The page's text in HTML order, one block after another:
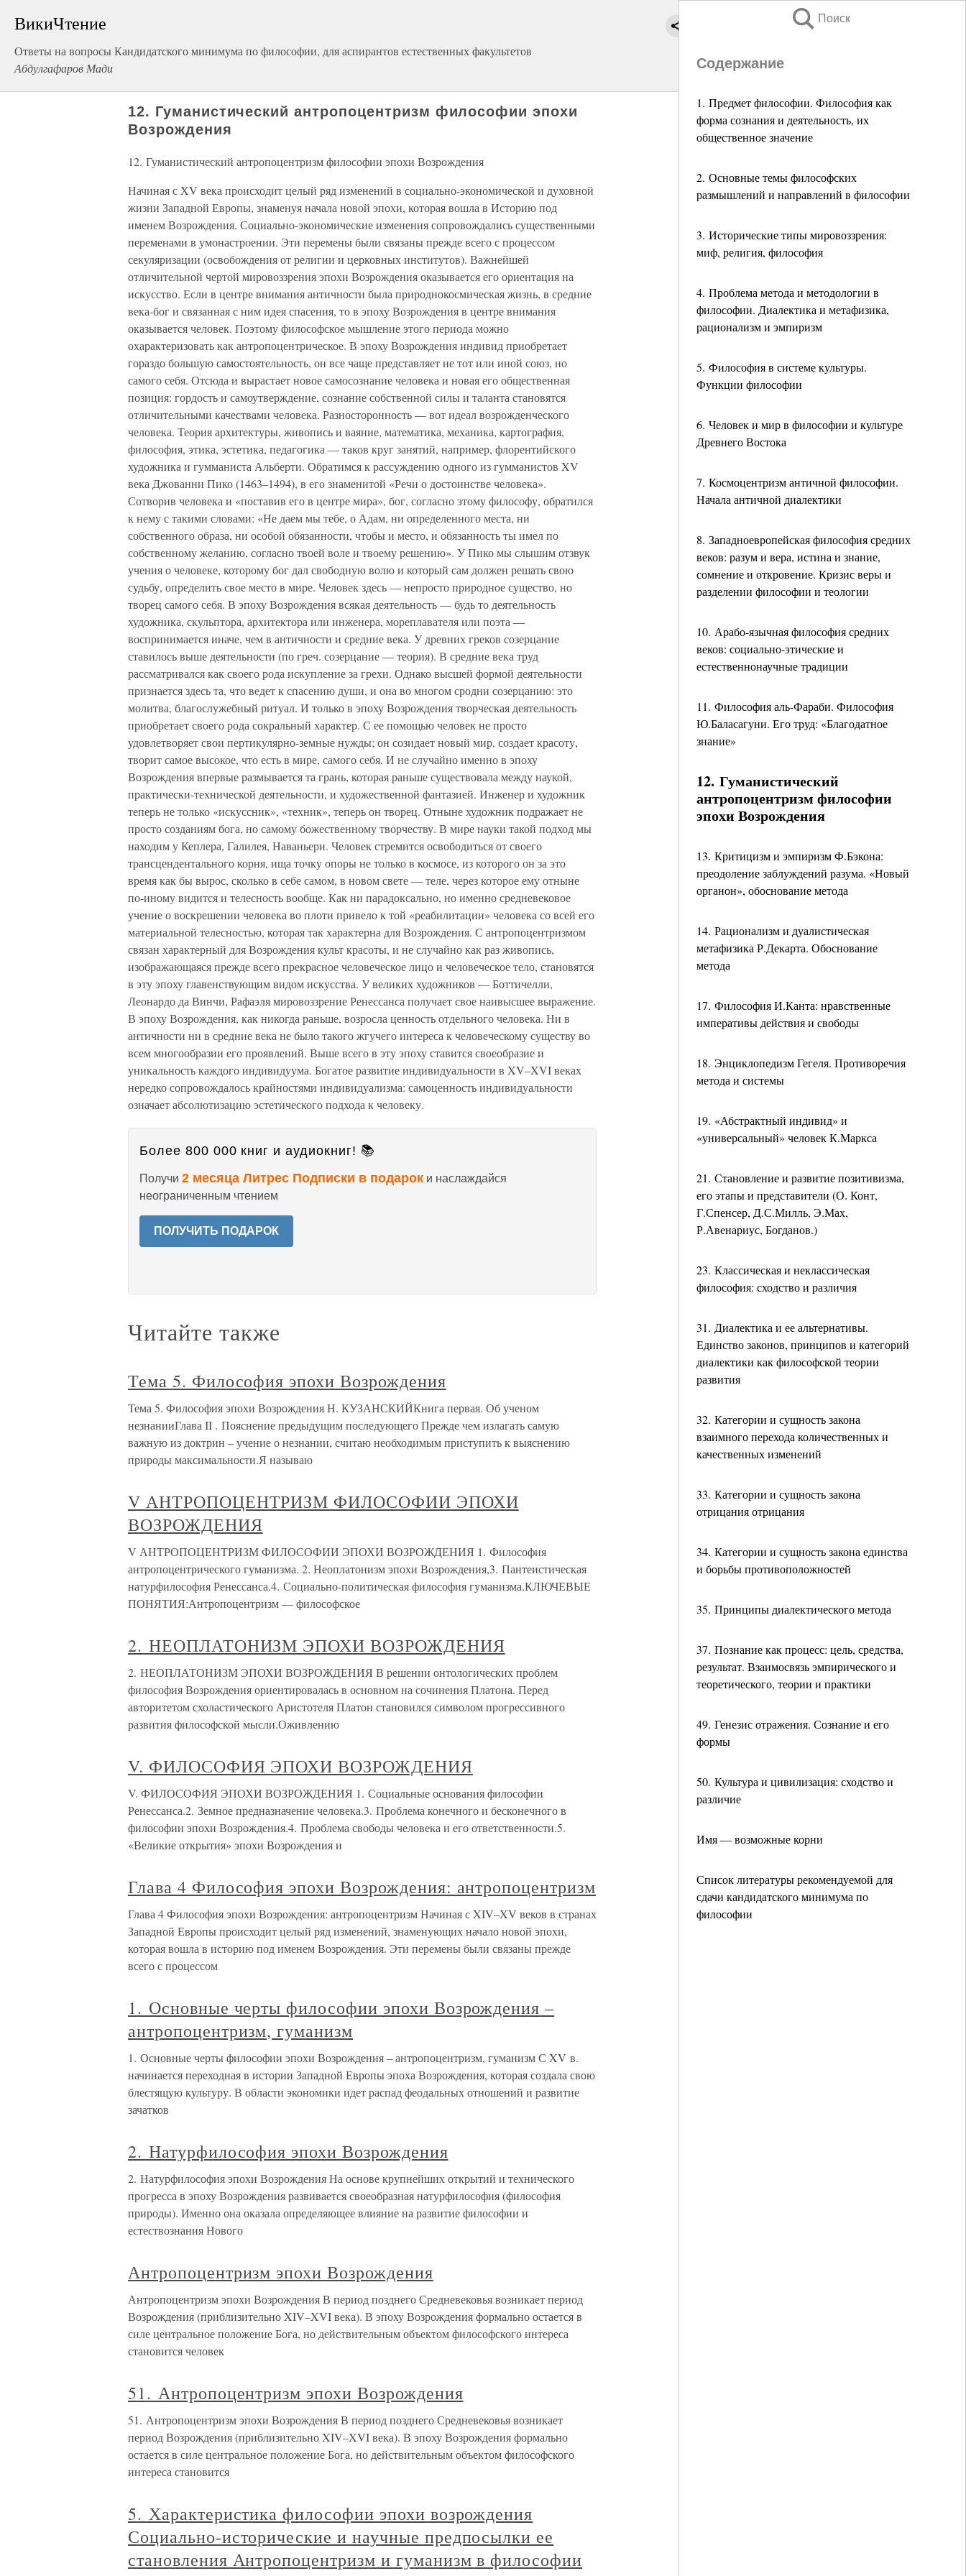
ВикиЧтение
Ответы на вопросы Кандидатского минимума по философии, для аспирантов естественных факультетов
Абдулгафаров Мади
Поиск
Содержание
1. Предмет философии. Философия как
форма сознания и деятельность, их
общественное значение
2. Основные темы философских
размышлений и направлений в философии
3. Исторические типы мировоззрения:
миф, религия, философия
4. Проблема метода и методологии в
философии. Диалектика и метафизика,
рационализм и эмпиризм
5. Философия в системе культуры.
Функции философии
6. Человек и мир в философии и культуре
Древнего Востока
7. Космоцентризм античной философии.
Начала античной диалектики
8. Западноевропейская философия средних
веков: разум и вера, истина и знание,
сомнение и откровение. Кризис веры и
разделении философии и теологии
10. Арабо-язычная философия средних
веков: социально-этические и
естественнонаучные традиции
11. Философия аль-Фараби. Философия
Ю.Баласагуни. Его труд: «Благодатное
знание»
12. Гуманистический
антропоцентризм философии
эпохи Возрождения
13. Критицизм и эмпиризм Ф.Бэкона:
преодоление заблуждений разума. «Новый
органон», обоснование метода
14. Рационализм и дуалистическая
метафизика Р.Декарта. Обоснование
метода
17. Философия И.Канта: нравственные
императивы действия и свободы
18. Энциклопедизм Гегеля. Противоречия
метода и системы
19. «Абстрактный индивид» и
«универсальный» человек К.Маркса
21. Становление и развитие позитивизма,
его этапы и представители (О. Конт,
Г.Спенсер, Д.С.Милль, Э.Мах,
Р.Авенариус, Богданов.)
23. Классическая и неклассическая
философия: сходство и различия
31. Диалектика и ее альтернативы.
Единство законов, принципов и категорий
диалектики как философской теории
развития
32. Категории и сущность закона
взаимного перехода количественных и
качественных изменений
33. Категории и сущность закона
отрицания отрицания
34. Категории и сущность закона единства
и борьбы противоположностей
35. Принципы диалектического метода
37. Познание как процесс: цель, средства,
результат. Взаимосвязь эмпирического и
теоретического, теории и практики
49. Генезис отражения. Сознание и его
формы
50. Культура и цивилизация: сходство и
различие
Имя — возможные корни
Список литературы рекомендуемой для
сдачи кандидатского минимума по
философии
12. Гуманистический антропоцентризм философии эпохи
Возрождения
12. Гуманистический антропоцентризм философии эпохи Возрождения
Начиная с XV века происходит целый ряд изменений в социально-экономической и духовной
жизни Западной Европы, знаменуя начала новой эпохи, которая вошла в Историю под
именем Возрождения. Социально-экономические изменения сопровождались существенными
переменами в умонастроении. Эти перемены были связаны прежде всего с процессом
секуляризации (освобождения от религии и церковных институтов). Важнейшей
отличительной чертой мировоззрения эпохи Возрождения оказывается его ориентация на
искусство. Если в центре внимания античности была природнокосмическая жизнь, в средние
века-бог и связанная с ним идея спасения, то в эпоху Возрождения в центре внимания
оказывается человек. Поэтому философское мышление этого периода можно
охарактеризовать как антропоцентрическое. В эпоху Возрождения индивид приобретает
гораздо большую самостоятельность, он все чаще представляет не тот или иной союз, но
самого себя. Отсюда и вырастает новое самосознание человека и новая его общественная
позиция: гордость и самоутверждение, сознание собственной силы и таланта становятся
отличительными качествами человека. Разносторонность — вот идеал возрожденческого
человека. Теория архитектуры, живопись и ваяние, математика, механика, картография,
философия, этика, эстетика, педагогика — таков круг занятий, например, флорентийского
художника и гумманиста Альберти. Обратимся к рассуждению одного из гумманистов XV
века Джованни Пико (1463–1494), в его знаменитой «Речи о достоинстве человека».
Сотворив человека и «поставив его в центре мира», бог, согласно этому философу, обратился
к нему с такими словами: «Не даем мы тебе, о Адам, ни определенного места, ни
собственного образа, ни особой обязанности, чтобы и место, и обязанность ты имел по
собственному желанию, согласно твоей воле и твоему решению». У Пико мы слышим отзвук
учения о человеке, которому бог дал свободную волю и который сам должен решать свою
судьбу, определить свое место в мире. Человек здесь — непросто природное существо, но
творец самого себя. В эпоху Возрождения всякая деятельность — будь то деятельность
художника, скульптора, архитектора или инженера, мореплавателя или поэта —
воспринимается иначе, чем в античности и средние века. У древних греков созерцание
ставилось выше деятельности (по греч. созерцание — теория). В средние века труд
рассматривался как своего рода искупление за грехи. Однако высшей формой деятельности
признается здесь та, что ведет к спасению души, и она во многом сродни созерцанию: это
молитва, благослужебный ритуал. И только в эпоху Возрождения творческая деятельность
приобретает своего рода сокральный характер. С ее помощью человек не просто
удовлетворяет свои пертикулярно-земные нужды; он созидает новый мир, создает красоту,
творит самое высокое, что есть в мире, самого себя. И не случайно именно в эпоху
Возрождения впервые размывается та грань, которая раньше существовала между наукой,
практически-технической деятельности, и художественной фантазией. Инженер и художник
теперь не только «искуссник», «техник», теперь он творец. Отныне художник подражает не
просто созданиям бога, но самому божественному творчеству. В мире науки такой подход мы
находим у Кеплера, Галилея, Наваньери. Человек стремится освободиться от своего
трансцендентального корня, ища точку опоры не только в космосе, из которого он за это
время как бы вырос, сколько в себе самом, в новом свете — теле, через которое ему отныне
по-иному видится и телесность вообще. Как ни парадоксально, но именно средневековое
учение о воскрешении человека во плоти привело к той «реабилитации» человека со всей его
материальной телесностью, которая так характерна для Возрождения. С антропоцентризмом
связан характерный для Возрождения культ красоты, и не случайно как раз живопись,
изображающаяся прежде всего прекрасное человеческое лицо и человеческое тело, становятся
в эту эпоху главенствующим видом искусства. У великих художников — Боттичелли,
Леонардо да Винчи, Рафаэля мировоззрение Ренессанса получает свое наивысшее выражение.
В эпоху Возрождения, как никогда раньше, возросла ценность отдельного человека. Ни в
античности ни в средние века не было такого жгучего интереса к человеческому существу во
всем многообразии его проявлений. Выше всего в эту эпоху ставится своеобразие и
уникальность каждого индивидуума. Богатое развитие индивидуальности в XV–XVI веках
нередко сопровождалось крайностями индивидуализма: самоценность индивидуальности
означает абсолютизацию эстетического подхода к человеку.
Более 800 000 книг и аудиокниг! 📚
Получи 2 месяца Литрес Подписки в подарок и наслаждайся
неограниченным чтением
ПОЛУЧИТЬ ПОДАРОК
Читайте также
Тема 5. Философия эпохи Возрождения
Тема 5. Философия эпохи Возрождения Н. КУЗАНСКИЙКнига первая. Об ученом
незнанииГлава II . Пояснение предыдущим последующего Прежде чем излагать самую
важную из доктрин – учение о незнании, считаю необходимым приступить к выяснению
природы максимальности.Я называю
V АНТРОПОЦЕНТРИЗМ ФИЛОСОФИИ ЭПОХИ
ВОЗРОЖДЕНИЯ
V АНТРОПОЦЕНТРИЗМ ФИЛОСОФИИ ЭПОХИ ВОЗРОЖДЕНИЯ 1. Философия
антропоцентрического гуманизма. 2. Неоплатонизм эпохи Возрождения,3. Пантеистическая
натурфилософия Ренессанса.4. Социально-политическая философия гуманизма.КЛЮЧЕВЫЕ
ПОНЯТИЯ:Антропоцентризм — философское
2. НЕОПЛАТОНИЗМ ЭПОХИ ВОЗРОЖДЕНИЯ
2. НЕОПЛАТОНИЗМ ЭПОХИ ВОЗРОЖДЕНИЯ В решении онтологических проблем
философия Возрождения ориентировалась в основном на сочинения Платона. Перед
авторитетом схоластического Аристотеля Платон становился символом прогрессивного
развития философской мысли.Оживлению
V. ФИЛОСОФИЯ ЭПОХИ ВОЗРОЖДЕНИЯ
V. ФИЛОСОФИЯ ЭПОХИ ВОЗРОЖДЕНИЯ 1. Социальные основания философии
Ренессанса.2. Земное предназначение человека.3. Проблема конечного и бесконечного в
философии эпохи Возрождения.4. Проблема свободы человека и его ответственности.5.
«Великие открытия» эпохи Возрождения и
Глава 4 Философия эпохи Возрождения: антропоцентризм
Глава 4 Философия эпохи Возрождения: антропоцентризм Начиная с XIV–XV веков в странах
Западной Европы происходит целый ряд изменений, знаменующих начало новой эпохи,
которая вошла в историю под именем Возрождения. Эти перемены были связаны прежде
всего с процессом
1. Основные черты философии эпохи Возрождения –
антропоцентризм, гуманизм
1. Основные черты философии эпохи Возрождения – антропоцентризм, гуманизм С XV в.
начинается переходная в истории Западной Европы эпоха Возрождения, которая создала свою
блестящую культуру. В области экономики идет распад феодальных отношений и развитие
зачатков
2. Натурфилософия эпохи Возрождения
2. Натурфилософия эпохи Возрождения На основе крупнейших открытий и технического
прогресса в эпоху Возрождения развивается своеобразная натурфилософия (философия
природы). Именно она оказала определяющее влияние на развитие философии и
естествознания Нового
Антропоцентризм эпохи Возрождения
Антропоцентризм эпохи Возрождения В период позднего Средневековья возникает период
Возрождения (приблизительно XIV–XVI века). В эпоху Возрождения формально остается в
силе центральное положение Бога, но действительным объектом философского интереса
становится человек
51. Антропоцентризм эпохи Возрождения
51. Антропоцентризм эпохи Возрождения В период позднего Средневековья возникает
период Возрождения (приблизительно XIV–XVI века). В эпоху Возрождения формально
остается в силе центральное положение Бога, но действительным объектом философского
интереса становится
5. Характеристика философии эпохи возрождения
Социально-исторические и научные предпосылки ее
становления Антропоцентризм и гуманизм в философии